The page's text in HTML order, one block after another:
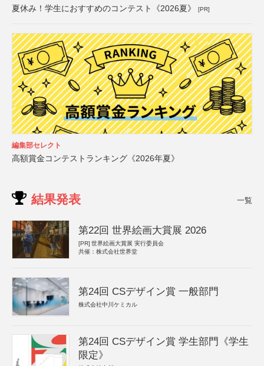
夏休み！学生におすすめのコンテスト《2026夏》 [PR]
編集部セレクト
高額賞金コンテストランキング《2026年夏》
結果発表 一覧
第22回 世界絵画大賞展 2026
[PR] 世界絵画大賞展 実行委員会
共催：株式会社世界堂
第24回 CSデザイン賞 一般部門
株式会社中川ケミカル
第24回 CSデザイン賞 学生部門《学生
限定》